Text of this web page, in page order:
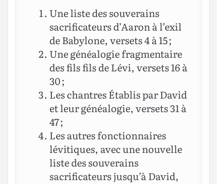
Une liste des souverains
sacrificateurs d’Aaron à l’exil
de Babylone, versets 4 à 15 ;
Une généalogie fragmentaire
des fils fils de Lévi, versets 16 à
30 ;
Les chantres Établis par David
et leur généalogie, versets 31 à
47 ;
Les autres fonctionnaires
lévitiques, avec une nouvelle
liste des souverains
sacrificateurs jusqu’à David,